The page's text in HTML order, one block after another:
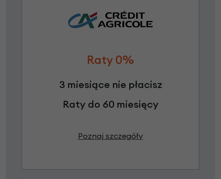
Raty 0%
3 miesiące nie płacisz
Raty do 60 miesięcy
Poznaj szczegóły